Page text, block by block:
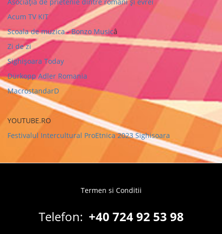
Acum TV KIT
Scoala de muzica - Bonzo Musicâ
Zi de zi
Sighișoara Today
Dürkopp Adler Romania
MacrostandarD
YOUTUBE.RO
Festivalul Intercultural ProEtnica 2023 Sighisoara
menu
Termen si Conditii
Telefon: +40 724 92 53 98